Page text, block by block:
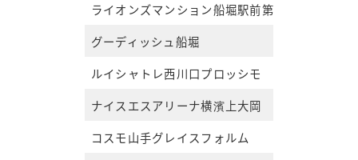
ライオンズマンション船堀駅前第2
グーディッシュ船堀
ルイシャトレ西川口プロッシモ
ナイスエスアリーナ横濱上大岡
コスモ山手グレイスフォルム